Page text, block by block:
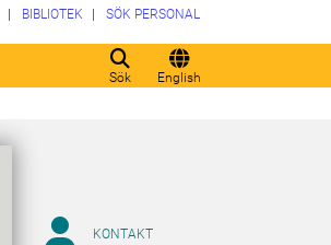
Sök English
BIBLIOTEK SÖK PERSONAL
KONTAKT